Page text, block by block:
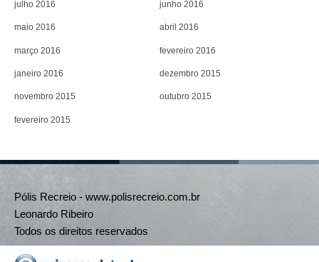
julho 2016 junho 2016
maio 2016 abril 2016
março 2016 fevereiro 2016
janeiro 2016 dezembro 2015
novembro 2015 outubro 2015
fevereiro 2015
Pólis Recreio - www.polisrecreio.com.br
Leonardo Ribeiro
Todos os direitos reservados